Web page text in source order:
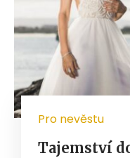
Pro nevěstu
Tajemství